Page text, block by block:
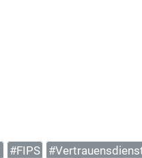
#FIPS